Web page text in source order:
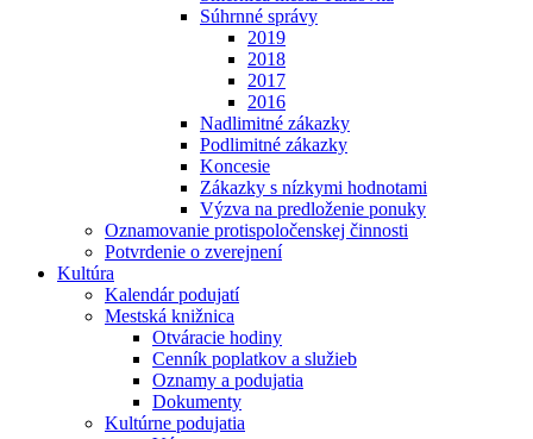
Súhrnné správy
2019
2018
2017
2016
Nadlimitné zákazky
Podlimitné zákazky
Koncesie
Zákazky s nízkymi hodnotami
Výzva na predloženie ponuky
Oznamovanie protispoločenskej činnosti
Potvrdenie o zverejnení
Kultúra
Kalendár podujatí
Mestská knižnica
Otváracie hodiny
Cenník poplatkov a služieb
Oznamy a podujatia
Dokumenty
Kultúrne podujatia